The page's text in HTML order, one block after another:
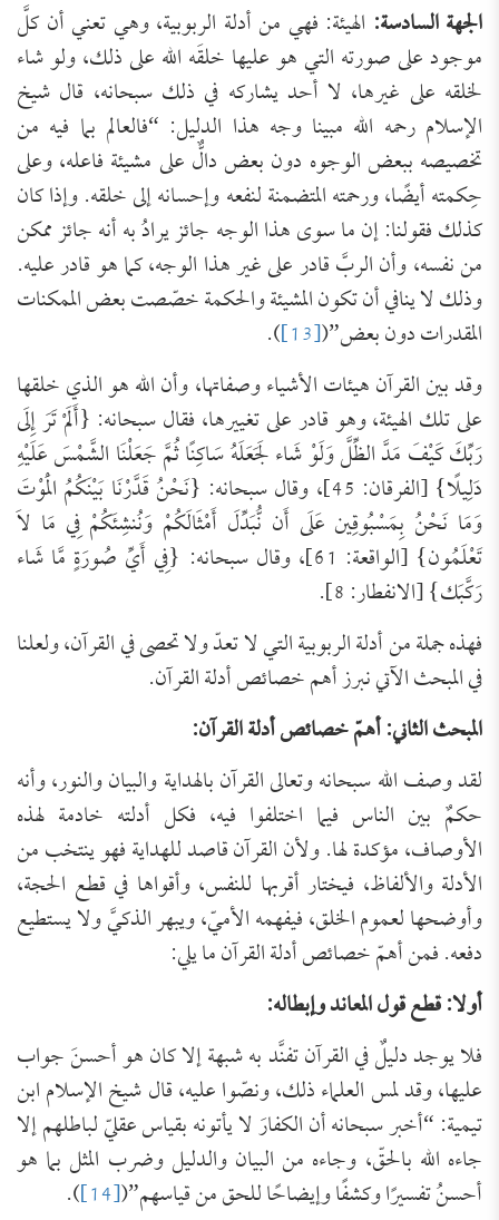
الجهة السادسة: الهيئة: فهي من أدلة الربوبية، وهي تعني أن كلَّ
موجود على صورته التي هو عليها خلقَه الله على ذلك، ولو شاء
لخلقه على غيرها، لا أحد يشاركه في ذلك سبحانه، قال شيخ
الإسلام رحمه الله مبينا وجه هذا الدليل: “فالعالم بما فيه من
تخصيصه ببعض الوجوه دون بعض دالٌّ على مشيئة فاعله، وعلى
حِكمته أيضًا، ورحمته المتضمنة لنفعه وإحسانه إلى خلقه. وإذا كان
كذلك فقولنا: إن ما سوى هذا الوجه جائز يرادُ به أنه جائز ممكن
من نفسه، وأن الربَّ قادر على غير هذا الوجه، كما هو قادر عليه.
وذلك لا ينافي أن تكون المشيئة والحكمة خصّصت بعض الممكنات
المقدرات دون بعض”([13]
).
وقد بين القرآن هيئات الأشياء وصفاتها، وأن الله هو الذي خلقها
على تلك الهيئة، وهو قادر على تغييرها، فقال سبحانه: {أَلَمْ تَرَ إِلَى
رَبِّكَ كَيْفَ مَدَّ الظِّلَّ وَلَوْ شَاء لَجَعَلَهُ سَاكِنًا ثُمَّ جَعَلْنَا الشَّمْسَ عَلَيْهِ
دَلِيلًا} [الفرقان: 45]، وقال سبحانه: {نَحْنُ قَدَّرْنَا بَيْنَكُمُ الْمَوْتَ
وَمَا نَحْنُ بِمَسْبُوقِين عَلَى أَن نُّبَدِّلَ أَمْثَالَكُمْ وَنُنشِئَكُمْ فِي مَا لاَ
تَعْلَمُون} [الواقعة: 61]، وقال سبحانه: {فِي أَيِّ صُورَةٍ مَّا شَاء
رَكَّبَك} [الانفطار: 8].
فهذه جملة من أدلة الربوبية التي لا تعدّ ولا تحصى في القرآن، ولعلنا
في المبحث الآتي نبرز أهم خصائص أدلة القرآن.
المبحث الثاني: أهمّ خصائص أدلة القرآن:
لقد وصف الله سبحانه وتعالى القرآن بالهداية والبيان والنور، وأنه
حكمٌ بين الناس فيما اختلفوا فيه، فكل أدلته خادمة لهذه
الأوصاف، مؤكدة لها. ولأن القرآن قاصد للهداية فهو ينتخب من
الأدلة والألفاظ، فيختار أقربها للنفس، وأقواها في قطع الحجة،
وأوضحها لعموم الخلق، فيفهمه الأميّ، ويبهر الذكيَّ ولا يستطيع
دفعه. فمن أهمّ خصائص أدلة القرآن ما يلي:
أولا: قطع قول المعاند وإبطاله:
فلا يوجد دليلٌ في القرآن تفنَّد به شبهة إلا كان هو أحسنَ جواب
عليها، وقد لمس العلماء ذلك، ونصّوا عليه، قال شيخ الإسلام ابن
تيمية: “أخبر سبحانه أن الكفارَ لا يأتونه بقياس عقليّ لباطلهم إلا
جاءه الله بالحقّ، وجاءه من البيان والدليل وضرب المثل بما هو
أحسنُ تفسيرًا وكشفًا وإيضاحًا للحق من قياسهم”([14]
).